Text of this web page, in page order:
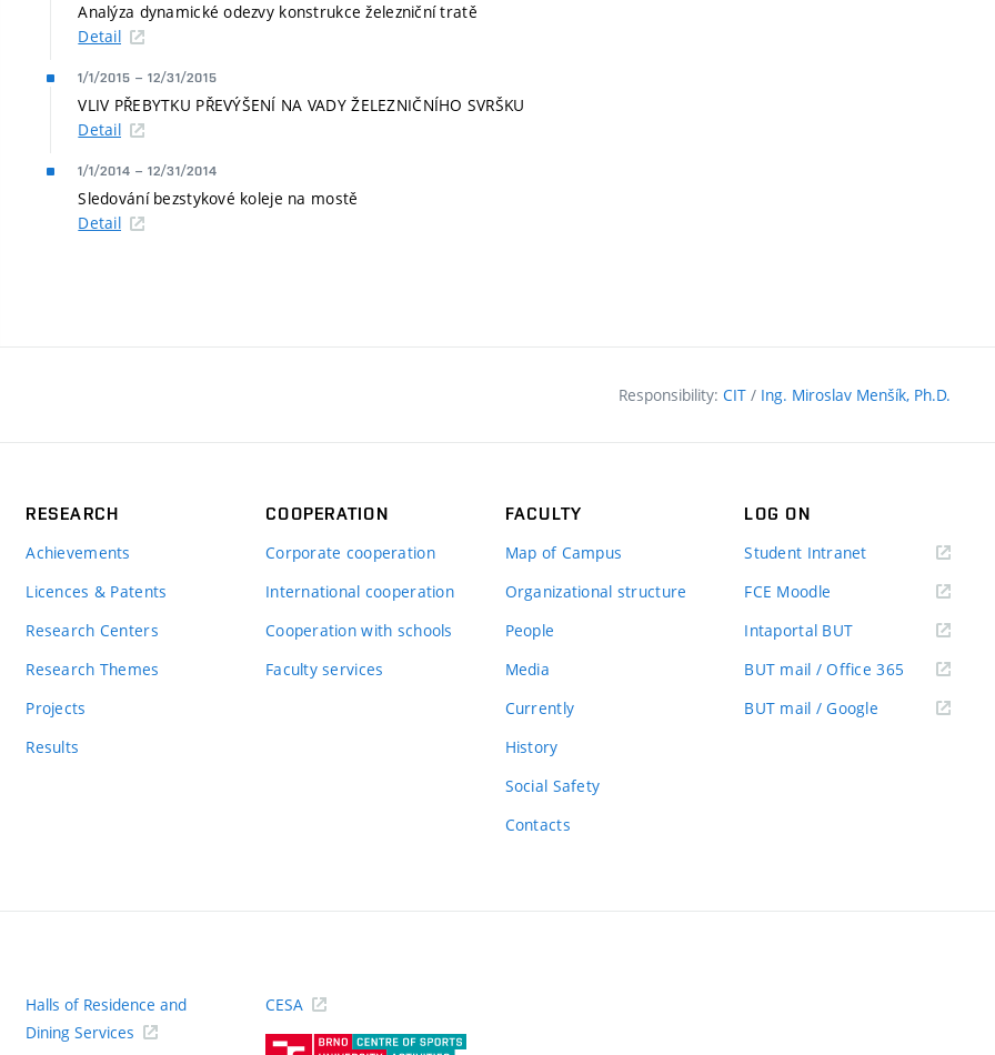
Analýza dynamické odezvy konstrukce železniční tratě
Detail
1/1/2015 – 12/31/2015
VLIV PŘEBYTKU PŘEVÝŠENÍ NA VADY ŽELEZNIČNÍHO SVRŠKU
Detail
1/1/2014 – 12/31/2014
Sledování bezstykové koleje na mostě
Detail
Responsibility: CIT / Ing. Miroslav Menšík, Ph.D.
RESEARCH
Achievements
Licences & Patents
Research Centers
Research Themes
Projects
Results
COOPERATION
Corporate cooperation
International cooperation
Cooperation with schools
Faculty services
FACULTY
Map of Campus
Organizational structure
People
Media
Currently
History
Social Safety
Contacts
LOG ON
Student Intranet(external
FCE Moodle
Intaportal BUT(external
BUT mail / Office 365 (external
BUT mail / Google (external
Halls of Residence and
Dining Services
CESA
(external